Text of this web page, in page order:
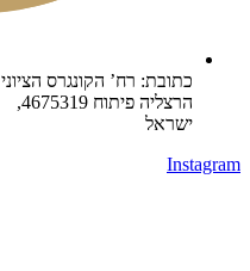
כתובת: רח’ הקונגרס הציוני 19,
הרצליה פיתוח 4675319,
ישראל
Instagram